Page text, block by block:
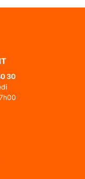
30